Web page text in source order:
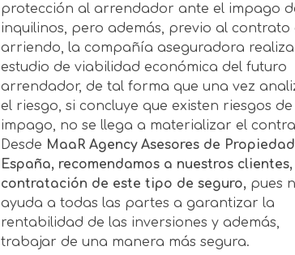
protección al arrendador ante el impago
inquilinos, pero además, previo al contrato
arriendo, la compañía aseguradora
estudio de viabilidad económica del futuro
arrendador, de tal forma que una vez
el riesgo, si concluye que existen riesgos de
impago, no se llega a materializar el
Desde MaaR Agency Asesores de
España, recomendamos a nuestros
contratación de este tipo de seguro, pues
ayuda a todas las partes a garantizar la
rentabilidad de las inversiones y además,
trabajar de una manera más segura.